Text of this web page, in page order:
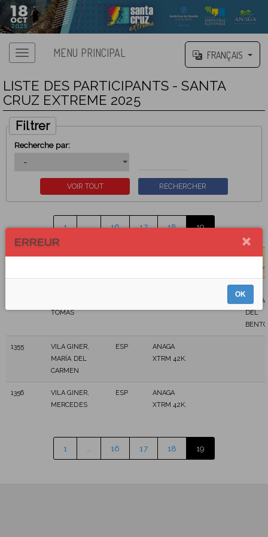
MENU PRINCIPAL FRANÇAIS
LISTE DES PARTICIPANTS - SANTA
CRUZ EXTREME 2025
Filtrer
Recherche par:
1 … 16 17 18 19
DOSSARD PARTICIPANT NATIONALITÉ COTISATION CATÉGORIE CLUB
TOMÀS
SENDA
DEL
1355
VILA GINER,
MARÍA DEL
CARMEN
ESP
ANAGA
XTRM 42K.
1356
VILA GINER,
MERCEDES
ESP
ANAGA
XTRM 42K.
1 16 17 18 19
ERREUR
OK